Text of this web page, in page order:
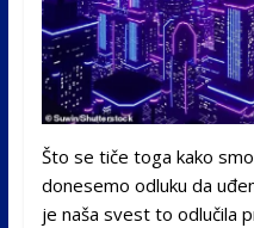
Što se tiče toga kako
donesemo odluku da
je naša svest to odlučila